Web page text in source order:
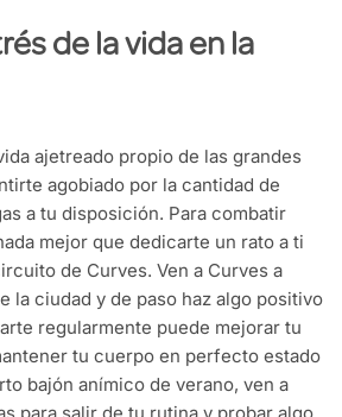
de la vida en la
ajetreado propio de las grandes
agobiado por la cantidad de
a tu disposición. Para combatir
mejor que dedicarte un rato a ti
de Curves. Ven a Curves a
la ciudad y de paso haz algo positivo
regularmente puede mejorar tu
tu cuerpo en perfecto estado
bajón anímico de verano, ven a